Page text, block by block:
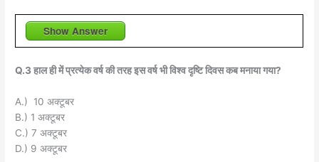
Show Answer
Q.3 हाल ही में प्रत्येक वर्ष की तरह इस वर्ष भी विश्व दृष्टि दिवस कब मनाया गया?
A.) 10 अक्टूबर
B.) 1 अक्टूबर
C.) 7 अक्टूबर
D.) 9 अक्टूबर